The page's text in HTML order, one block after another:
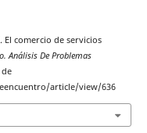
El comercio de servicios
Análisis De Problemas
de
article/view/636